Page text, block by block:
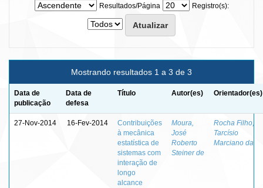
Resultados/Página
Registro(s):
Mostrando resultados 1 a 3 de 3
Data de
publicação
Data de
defesa
Título Autor(es) Orientador(es)
27-Nov-2014 16-Fev-2014
Contribuições
à mecânica
estatística de
sistemas com
interação de
longo
alcance
Moura,
José
Roberto
Steiner de
Rocha Filho,
Tarcísio
Marciano da